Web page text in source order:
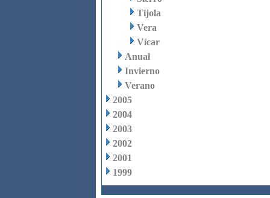
Tíjola
Vera
Vícar
Anual
Invierno
Verano
2005
2004
2003
2002
2001
1999